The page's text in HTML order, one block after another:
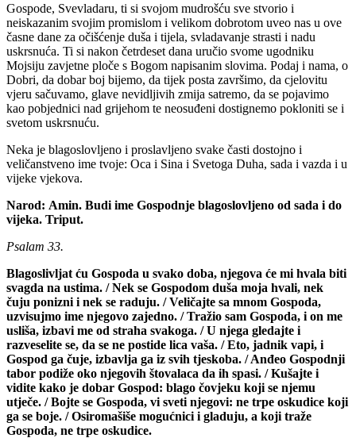
Gospode, Svevladaru, ti si svojom mudrošću sve stvorio i
neiskazanim svojim promislom i velikom dobrotom uveo nas u ove
časne dane za očišćenje duša i tijela, svladavanje strasti i nadu
uskrsnuća. Ti si nakon četrdeset dana uručio svome ugodniku
Mojsiju zavjetne ploče s Bogom napisanim slovima. Podaj i nama, o
Dobri, da dobar boj bijemo, da tijek posta završimo, da cjelovitu
vjeru sačuvamo, glave nevidljivih zmija satremo, da se pojavimo
kao pobjednici nad grijehom te neosuđeni dostignemo pokloniti se i
svetom uskrsnuću.
Neka je blagoslovljeno i proslavljeno svake časti dostojno i
veličanstveno ime tvoje: Oca i Sina i Svetoga Duha, sada i vazda i u
vijeke vjekova.
Narod: Amin. Budi ime Gospodnje blagoslovljeno od sada i do
vijeka. Triput.
Psalam 33.
Blagoslivljat ću Gospoda u svako doba, njegova će mi hvala biti
svagda na ustima. / Nek se Gospodom duša moja hvali, nek
čuju ponizni i nek se raduju. / Veličajte sa mnom Gospoda,
uzvisujmo ime njegovo zajedno. / Tražio sam Gospoda, i on me
usliša, izbavi me od straha svakoga. / U njega gledajte i
razveselite se, da se ne postide lica vaša. / Eto, jadnik vapi, i
Gospod ga čuje, izbavlja ga iz svih tjeskoba. / Anđeo Gospodnji
tabor podiže oko njegovih štovalaca da ih spasi. / Kušajte i
vidite kako je dobar Gospod: blago čovjeku koji se njemu
utječe. / Bojte se Gospoda, vi sveti njegovi: ne trpe oskudice koji
ga se boje. / Osiromašiše mogućnici i gladuju, a koji traže
Gospoda, ne trpe oskudice.